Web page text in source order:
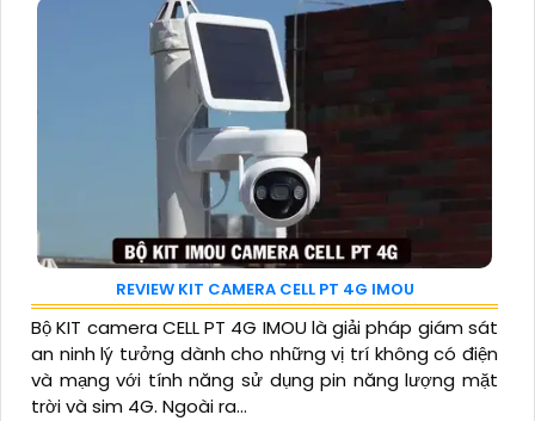
REVIEW KIT CAMERA CELL PT 4G IMOU
Bộ KIT camera CELL PT 4G IMOU là giải pháp giám sát
an ninh lý tưởng dành cho những vị trí không có điện
và mạng với tính năng sử dụng pin năng lượng mặt
trời và sim 4G. Ngoài ra...